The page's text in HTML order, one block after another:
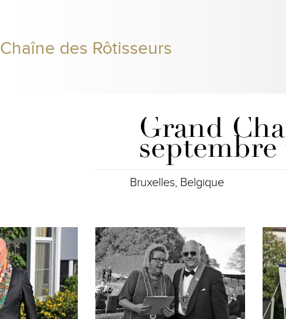
Chaîne des Rôtisseurs
Grand
septembre
Bruxelles, Belgique